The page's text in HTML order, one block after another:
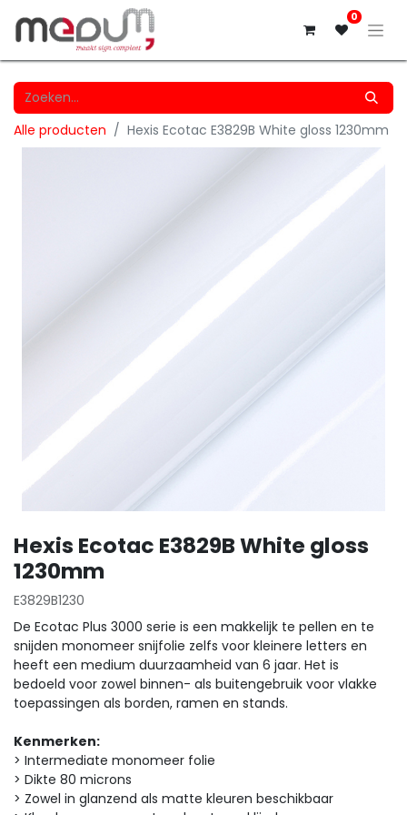
0
Alle producten Hexis Ecotac E3829B White gloss 1230mm
Hexis Ecotac E3829B White gloss
1230mm
E3829B1230
De Ecotac Plus 3000 serie is een makkelijk te pellen en te
snijden monomeer snijfolie zelfs voor kleinere letters en
heeft een medium duurzaamheid van 6 jaar. Het is
bedoeld voor zowel binnen- als buitengebruik voor vlakke
toepassingen als borden, ramen en stands.
Kenmerken:
> Intermediate monomeer folie
> Dikte 80 microns
> Zowel in glanzend als matte kleuren beschikbaar